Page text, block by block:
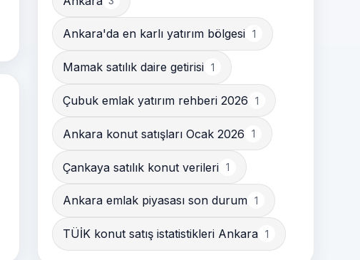
Ankara'da en karlı yatırım bölgesi 1
Mamak satılık daire getirisi 1
Çubuk emlak yatırım rehberi 2026 1
Ankara konut satışları Ocak 2026 1
Çankaya satılık konut verileri 1
Ankara emlak piyasası son durum 1
TÜİK konut satış istatistikleri Ankara 1